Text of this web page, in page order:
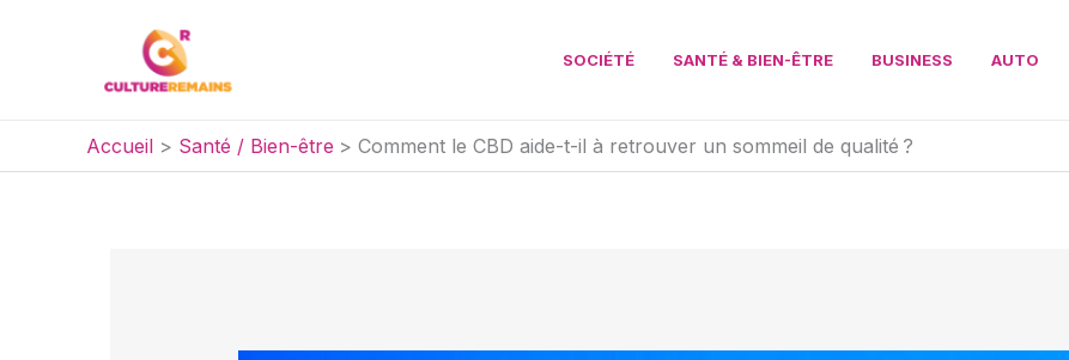
SOCIÉTÉ SANTÉ & BIEN-ÊTRE BUSINESS AUTO
Accueil Santé / Bien-être Comment le CBD aide-t-il à retrouver un sommeil de qualité ?